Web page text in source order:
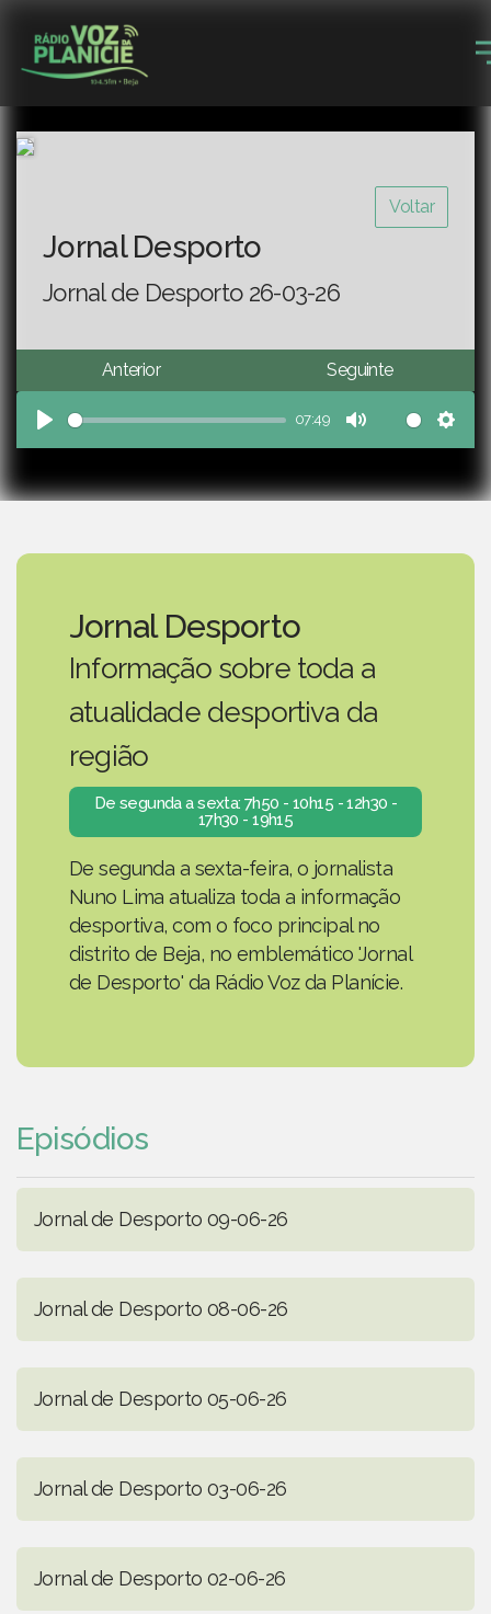
Voltar
Jornal Desporto
Jornal de Desporto 26-03-26
Anterior Seguinte
Play
07:49
Mute
Jornal Desporto
Informação sobre toda a
atualidade desportiva da
região
De segunda a sexta: 7h50 - 10h15 - 12h30 -
17h30 - 19h15
De segunda a sexta-feira, o jornalista
Nuno Lima atualiza toda a informação
desportiva, com o foco principal no
distrito de Beja, no emblemático 'Jornal
de Desporto' da Rádio Voz da Planície.
Episódios
Jornal de Desporto 09-06-26
Jornal de Desporto 08-06-26
Jornal de Desporto 05-06-26
Jornal de Desporto 03-06-26
Jornal de Desporto 02-06-26